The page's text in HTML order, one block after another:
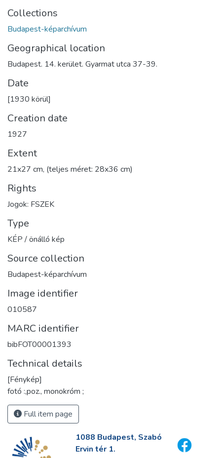
Collections
Budapest-képarchívum
Geographical location
Budapest. 14. kerület. Gyarmat utca 37-39.
Date
[1930 körül]
Creation date
1927
Extent
21x27 cm, (teljes méret: 28x36 cm)
Rights
Jogok: FSZEK
Type
KÉP / önálló kép
Source collection
Budapest-képarchívum
Image identifier
010587
MARC identifier
bibFOT00001393
Technical details
[Fénykép]
fotó :,poz., monokróm ;
Full item page
1088 Budapest, Szabó
Ervin tér 1.